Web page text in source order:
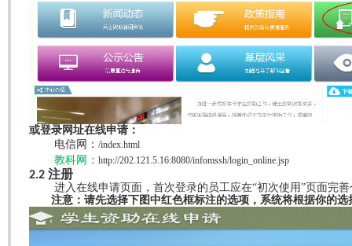
或登录网址在线申请：
电信网： /index.html
教科网： http://202.121.5.16:8080/infomssh/login_online.jsp
2.2 注册
进入在线申请页面，首次登录的员工应在“初次使用”页面完
注意：请先选择下图中红色框标注的选项，系统将根据你的